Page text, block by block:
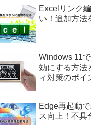
Excelリンク
い！追加方法
Windows 11
効にする方法
ィ対策のポイ
Edge再起動
ス向上！不具